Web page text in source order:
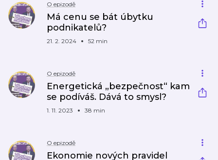
O epizodě
Má cenu se bát úbytku
podnikatelů?
21. 2. 2024 52 min
O epizodě
Energetická „bezpečnost“ kam
se podíváš. Dává to smysl?
1. 11. 2023 38 min
O epizodě
Ekonomie nových pravidel